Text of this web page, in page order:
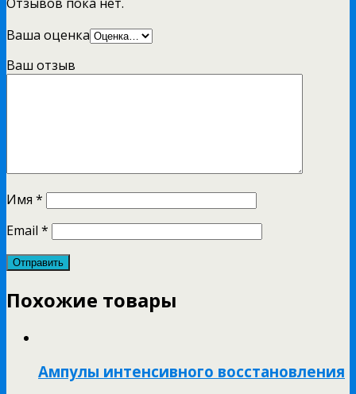
Ваша оценка
Ваш отзыв
Имя *
Email *
Похожие товары
Ампулы интенсивного восстановления